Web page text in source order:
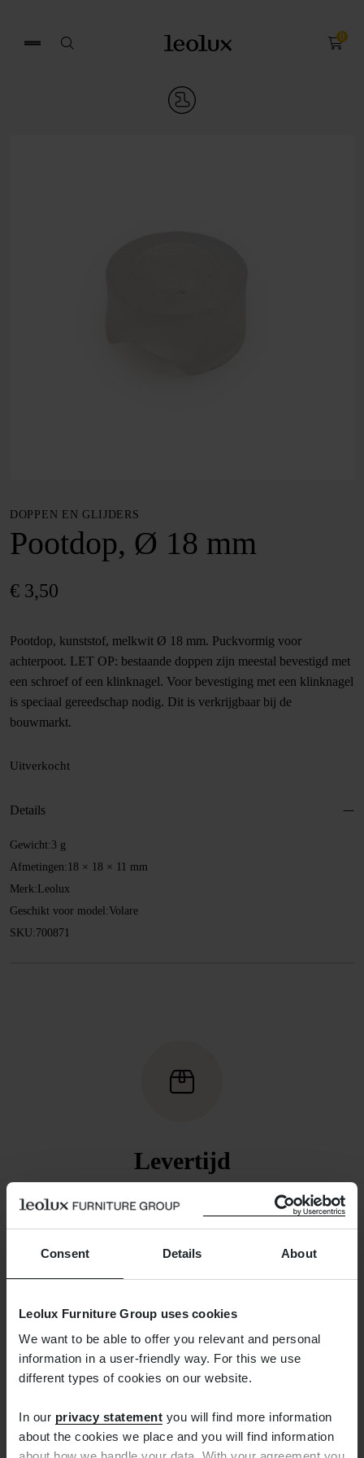
Consent Details About
Leolux Furniture Group uses cookies
We want to be able to offer you relevant and personal
information in a user-friendly way. For this we use
different types of cookies on our website.
In our privacy statement you will find more information
about the cookies we place and you will find information
Zoek
0
DOPPEN EN GLIJDERS
Pootdop, Ø 18 mm
€ 3,50
Pootdop, kunststof, melkwit Ø 18 mm. Puckvormig voor
achterpoot. LET OP: bestaande doppen zijn meestal bevestigd met
een schroef of een klinknagel. Voor bevestiging met een klinknagel
is speciaal gereedschap nodig. Dit is verkrijgbaar bij de
bouwmarkt.
Uitverkocht
Details
Gewicht:3 g
Afmetingen: 18 × 18 × 11 mm
Merk: Leolux
Geschikt voor model:Volare
SKU:700871
Levertijd
De volgende dag bezorgd kunnen we helaas
niet beloven. We zorgen wel dat de bestelling
geval is, ontvangt u van ons een mail waarmee u
de zending kunt volgen.
Gratis retourneren